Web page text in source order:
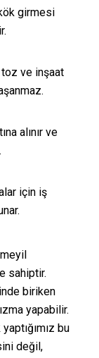
girmesi
toz ve inşaat
alınır ve
için iş
sahiptir.
biriken
yapabilir.
bu
değil,